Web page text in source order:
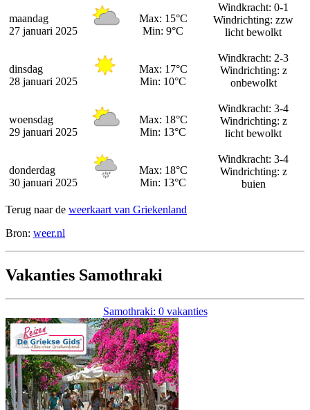
maandag
27 januari 2025
Max: 15°C
Min: 9°C
Windkracht: 0-1
Windrichting: zzw
licht bewolkt
dinsdag
28 januari 2025
Max: 17°C
Min: 10°C
Windkracht: 2-3
Windrichting: z
onbewolkt
woensdag
29 januari 2025
Max: 18°C
Min: 13°C
Windkracht: 3-4
Windrichting: z
licht bewolkt
donderdag
30 januari 2025
Max: 18°C
Min: 13°C
Windkracht: 3-4
Windrichting: z
buien
Terug naar de weerkaart van Griekenland
Bron: weer.nl
Vakanties Samothraki
Samothraki: 0 vakanties